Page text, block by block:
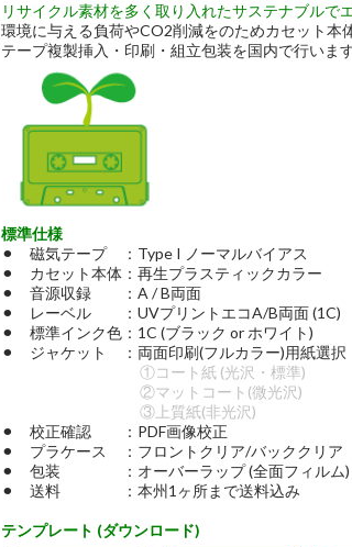
リサイクル素材を多く取り入れたサステナブルで
環境に与える負荷やCO2削減をのためカセット本
テープ複製挿入・印刷・組立包装を国内で行いま
標準仕様
⚫︎ 磁気テープ ：Type I ノーマルバイアス
⚫︎ カセット本体：再生プラスティックカラー
⚫︎ 音源収録 ：A / B両面
⚫︎ レーベル ：UVプリントエコA/B両面 (1C)
⚫︎ 標準インク色：1C (ブラック or ホワイト)
⚫︎ ジャケット ：両面印刷(フルカラー)用紙選択
①コート紙 (光沢・標準)
②マットコート(微光沢)
③上質紙(非光沢)
⚫︎ 校正確認 ：PDF画像校正
⚫︎ プラケース ：フロントクリア/バッククリア
⚫︎ 包装 ：オーバーラップ (全面フィルム)
⚫︎ 送料 ：本州1ヶ所まで送料込み
テンプレート (ダウンロード)